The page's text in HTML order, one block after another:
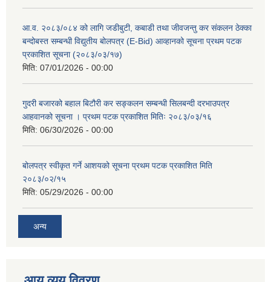
आ.व. २०८३/०८४ को लागि जडीबुटी, कबाडी तथा जीवजन्तु कर संकलन ठेक्का
बन्दोबस्त सम्बन्धी विद्युतीय बोलपत्र (E-Bid) आव्हानको सूचना प्रथम पटक
प्रकाशित सूचना (२०८३/०३/१७)
मिति: 07/01/2026 - 00:00
गुदरी बजारको बहाल बिटौरी कर सङ्कलन सम्बन्धी सिलबन्दी दरभाउपत्र
आहवानको सूचना । प्रथम पटक प्रकाशित मितिः २०८३/०३/१६
मिति: 06/30/2026 - 00:00
बोलपत्र स्वीकृत गर्ने आशयको सूचना प्रथम पटक प्रकाशित मिति
२०८३/०२/१५
मिति: 05/29/2026 - 00:00
अन्य